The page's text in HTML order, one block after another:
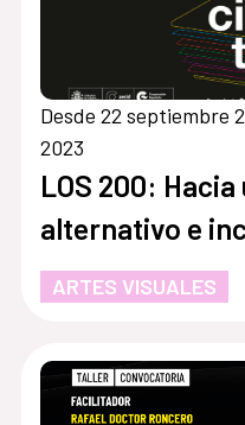
Desde 22 septiembre
2023
LOS 200:
alternativo e
ARTES VISUALES